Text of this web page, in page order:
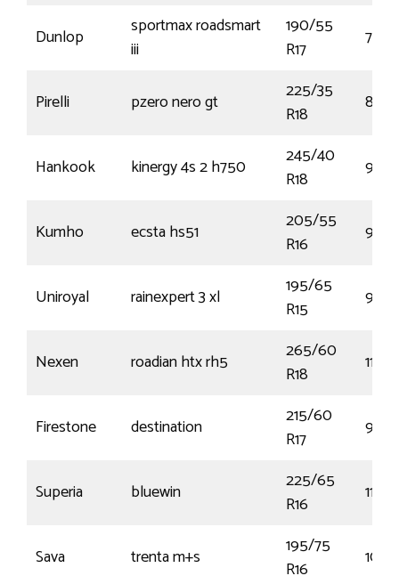
Dunlop
sportmax roadsmart
iii
190/55
R17
75W
Pirelli pzero nero gt
225/35
R18
87Y
Hankook kinergy 4s 2 h750
245/40
R18
97V
Kumho ecsta hs51
205/55
R16
91V
Uniroyal rainexpert 3 xl
195/65
R15
95T
Nexen roadian htx rh5
265/60
R18
110H
Firestone destination
215/60
R17
96H
Superia bluewin
225/65
R16
112R
Sava trenta m+s
195/75
R16
107Q